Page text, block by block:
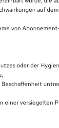
auf
von
oder der
einer versiegelten